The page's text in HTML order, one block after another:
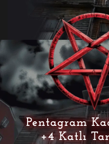
Pentagram
+4 Katlı